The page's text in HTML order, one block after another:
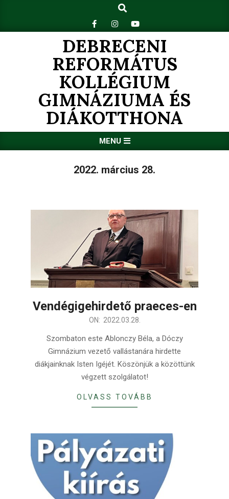
content
Search
DEBRECENI
REFORMÁTUS
KOLLÉGIUM
GIMNÁZIUMA ÉS
DIÁKOTTHONA
Navigation
MENU
2022. március 28.
Vendégigehirdető praeces-en
ON: 2022.03.28.
Szombaton este Ablonczy Béla, a Dóczy
Gimnázium vezető vallástanára hirdette
diákjainknak Isten Igéjét. Köszönjük a közöttünk
végzett szolgálatot!
OLVASS TOVÁBB